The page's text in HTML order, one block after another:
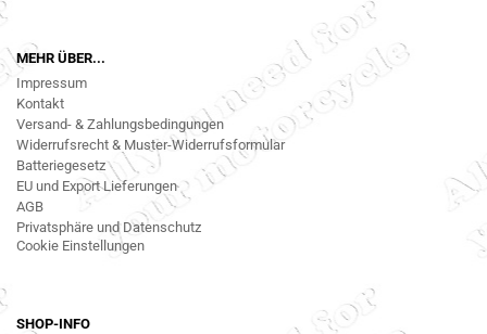
MEHR ÜBER...
Impressum
Kontakt
Versand- & Zahlungsbedingungen
Widerrufsrecht & Muster-Widerrufsformular
Batteriegesetz
EU und Export Lieferungen
AGB
Privatsphäre und Datenschutz
Cookie Einstellungen
SHOP-INFO